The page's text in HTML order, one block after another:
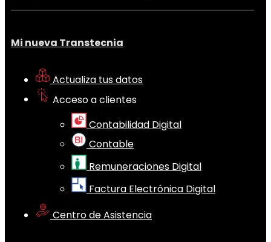
Mi nueva Transtecnia
Actualiza tus datos
Acceso a clientes
Contabilidad Digital
Contable
Remuneraciones Digital
Factura Electrónica Digital
Centro de Asistencia